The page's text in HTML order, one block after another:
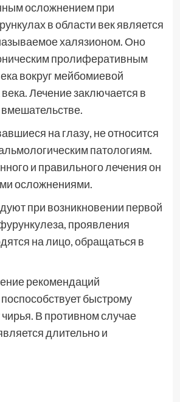
осложнением при
в области век является
халязионом. Оно
пролиферативным
вокруг мейбомиевой
Лечение заключается в
на глазу, не относится
патологиям.
и правильного лечения он
осложнениями.
при возникновении первой
проявления
на лицо, обращаться в
рекомендаций
быстрому
В противном случае
длительно и